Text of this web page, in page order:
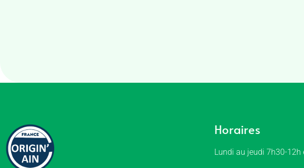
Horaires
Lundi au jeudi 7h30-12h